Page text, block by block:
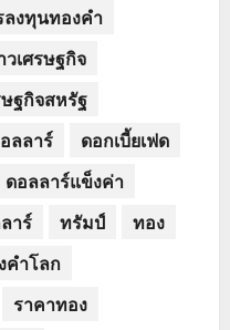
ลงทุนทองคำ
วเศรษฐกิจ
ฐกิจสหรัฐ
ลลาร์
ดอกเบี้ยเฟด
ดอลลาร์แข็งค่า
าร์ ทรัมป์
ทอง
คำโลก
ราคาทอง